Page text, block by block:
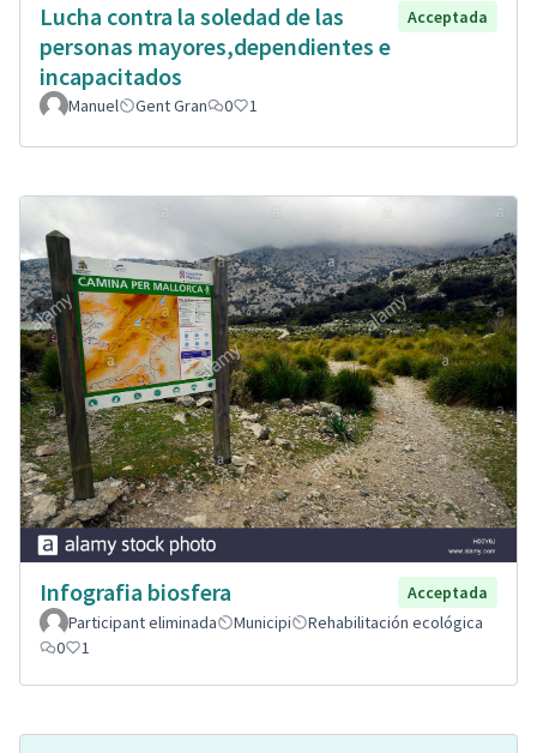
Lucha contra la soledad de las
personas mayores,dependientes e
incapacitados
Acceptada
Manuel Gent Gran 0 1
Infografia biosfera
Acceptada
Participant eliminada
Municipi
Rehabilitación ecológica
0
1